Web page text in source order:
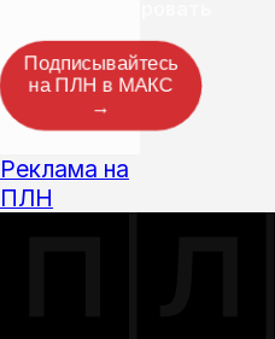
Подписывайтесь
на ПЛН в МАКС
→
Реклама на
ПЛН